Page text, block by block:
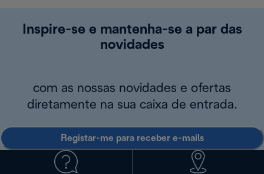
Inspire-se e mantenha-se a par das
novidades
com as nossas novidades e ofertas
diretamente na sua caixa de entrada.
Registar-me para receber e-mails